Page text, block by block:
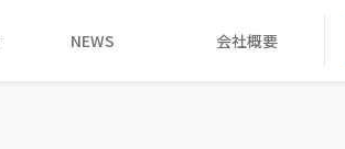
NEWS 会社概要